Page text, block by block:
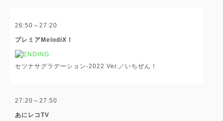
26:50～27:20
プレミアMelodiX！
セツナサグラデーション-2022 Ver.／いちぜん！
27:20～27:50
あにレコTV